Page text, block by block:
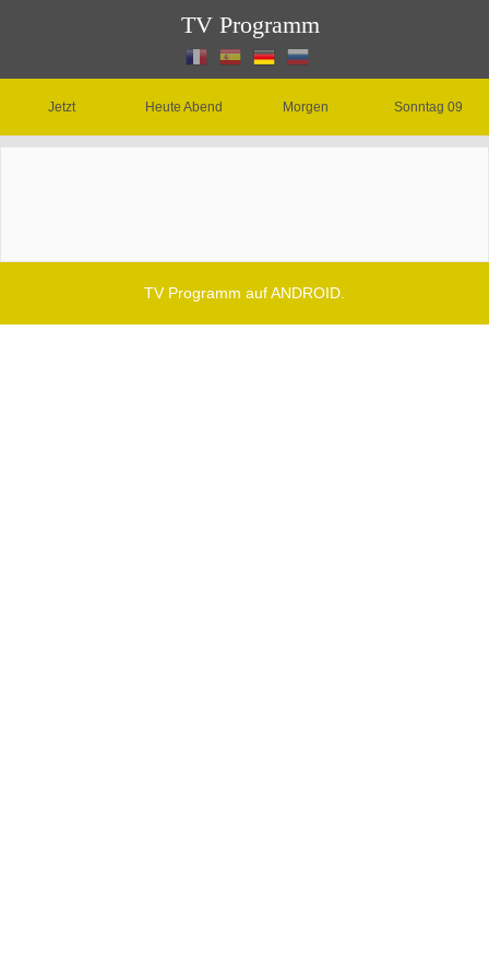
TV Programm
Jetzt Heute Abend Morgen Sonntag 09
TV Programm auf ANDROID.